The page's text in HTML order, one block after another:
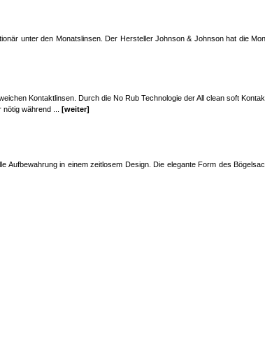
unter den Monatslinsen. Der Hersteller Johnson & Johnson hat die
Kontaktlinsen. Durch die No Rub Technologie der All clean soft
während ... [weiter]
Aufbewahrung in einem zeitlosem Design. Die elegante Form des